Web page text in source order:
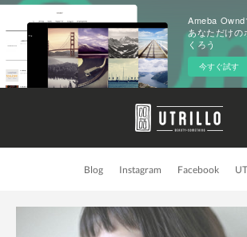
Ameba Ownd
あなただけの
くろう
今すぐ試す
Blog Instagram Facebook